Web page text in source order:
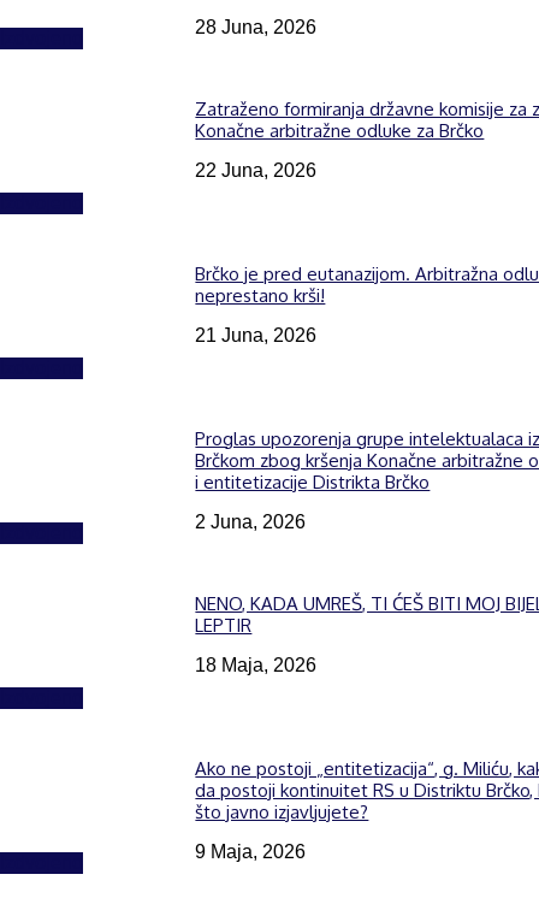
28 Juna, 2026
Zatraženo formiranja državne komisije za
Konačne arbitražne odluke za Brčko
22 Juna, 2026
Brčko je pred eutanazijom. Arbitražna
neprestano krši!
21 Juna, 2026
Proglas upozorenja grupe intelektualaca
Brčkom zbog kršenja Konačne arbitražne
i entitetizacije Distrikta Brčko
2 Juna, 2026
NENO, KADA UMREŠ, TI ĆEŠ BITI MOJ
LEPTIR
18 Maja, 2026
Ako ne postoji „entitetizacija“, g. Miliću,
da postoji kontinuitet RS u Distriktu Brčko,
što javno izjavljujete?
9 Maja, 2026